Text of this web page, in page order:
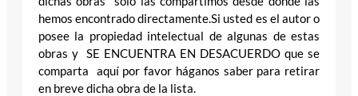
hemos encontrado directamente.Si usted es el autor o
posee la propiedad intelectual de algunas de estas
obras y SE ENCUENTRA EN DESACUERDO que se
comparta aquí por favor háganos saber para retirar
en breve dicha obra de la lista.